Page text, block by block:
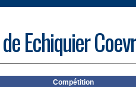
Echiquier
Compétition